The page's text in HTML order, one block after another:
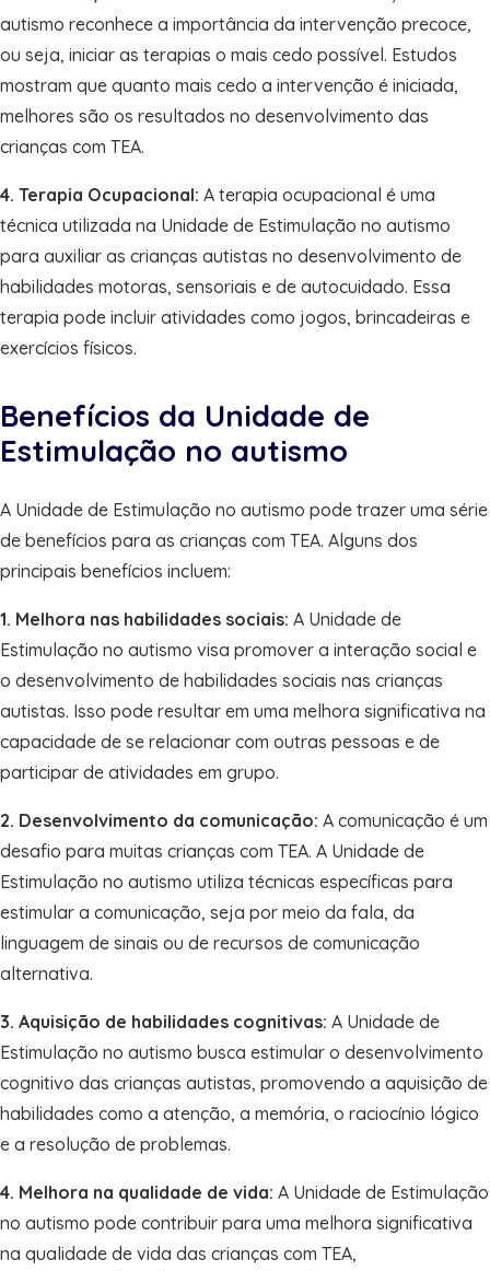
autismo reconhece a importância da intervenção precoce,
ou seja, iniciar as terapias o mais cedo possível. Estudos
mostram que quanto mais cedo a intervenção é iniciada,
melhores são os resultados no desenvolvimento das
crianças com TEA.
4. Terapia Ocupacional: A terapia ocupacional é uma
técnica utilizada na Unidade de Estimulação no autismo
para auxiliar as crianças autistas no desenvolvimento de
habilidades motoras, sensoriais e de autocuidado. Essa
terapia pode incluir atividades como jogos, brincadeiras e
exercícios físicos.
Benefícios da Unidade de
Estimulação no autismo
A Unidade de Estimulação no autismo pode trazer uma série
de benefícios para as crianças com TEA. Alguns dos
principais benefícios incluem:
1. Melhora nas habilidades sociais: A Unidade de
Estimulação no autismo visa promover a interação social e
o desenvolvimento de habilidades sociais nas crianças
autistas. Isso pode resultar em uma melhora significativa na
capacidade de se relacionar com outras pessoas e de
participar de atividades em grupo.
2. Desenvolvimento da comunicação: A comunicação é um
desafio para muitas crianças com TEA. A Unidade de
Estimulação no autismo utiliza técnicas específicas para
estimular a comunicação, seja por meio da fala, da
linguagem de sinais ou de recursos de comunicação
alternativa.
3. Aquisição de habilidades cognitivas: A Unidade de
Estimulação no autismo busca estimular o desenvolvimento
cognitivo das crianças autistas, promovendo a aquisição de
habilidades como a atenção, a memória, o raciocínio lógico
e a resolução de problemas.
4. Melhora na qualidade de vida: A Unidade de Estimulação
no autismo pode contribuir para uma melhora significativa
na qualidade de vida das crianças com TEA,